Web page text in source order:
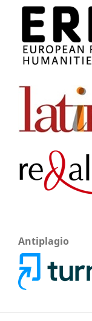
Antiplagio